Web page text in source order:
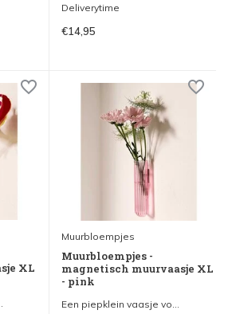
Deliverytime
€14,95
XL
Muurbloempjes
Muurbloempjes -
magnetisch muurvaasje XL
- pink
Een piepklein vaasje vo...